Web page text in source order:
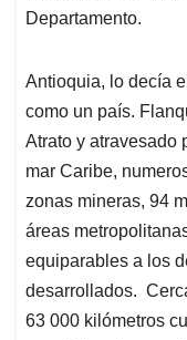
Departamento.
Antioquia, lo decía
como un país.
Atrato y atravesado
mar Caribe,
zonas mineras, 94
áreas
equiparables a los
desarrollados.
63 000 kilómetros